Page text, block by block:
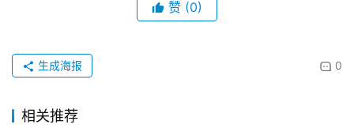
赞 (0)
0
生成海报
相关推荐